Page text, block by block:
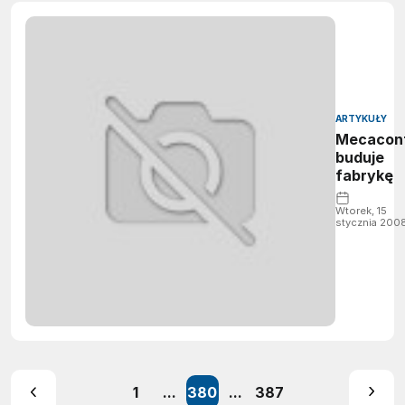
ARTYKUŁY
buduje
fabrykę
Wtorek, 15
stycznia
1 ... 380 ... 387